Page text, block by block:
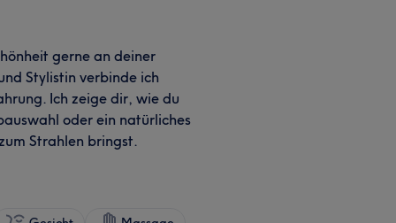
gerne an deiner
Stylistin verbinde ich
Ich zeige dir, wie du
oder ein natürliches
Strahlen bringst.